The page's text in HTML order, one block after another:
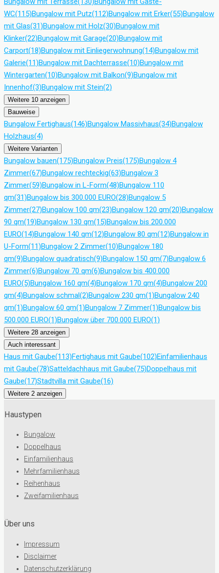
WC(115)Bungalow mit Putz(112)Bungalow mit Erker(55)Bungalow
mit Glas(31)Bungalow mit Holz(30)Bungalow mit
Klinker(22)Bungalow mit Garage(20)Bungalow mit
Carport(18)Bungalow mit Einliegerwohnung(14)Bungalow mit
Galerie(11)Bungalow mit Dachterrasse(10)Bungalow mit
Wintergarten(10)Bungalow mit Balkon(9)Bungalow mit
Innenhof(3)Bungalow mit Stein(2)
Weitere 10 anzeigen
Bauweise
Bungalow Fertighaus(146)Bungalow Massivhaus(34)Bungalow
Holzhaus(4)
Weitere Varianten
Bungalow bauen(175)Bungalow Preis(175)Bungalow 4
Zimmer(67)Bungalow rechteckig(63)Bungalow 3
Zimmer(59)Bungalow in L-Form(48)Bungalow 110
qm(31)Bungalow bis 300.000 EURO(28)Bungalow 5
Zimmer(27)Bungalow 100 qm(23)Bungalow 120 qm(20)Bungalow
90 qm(19)Bungalow 130 qm(15)Bungalow bis 200.000
EURO(14)Bungalow 140 qm(12)Bungalow 80 qm(12)Bungalow in
U-Form(11)Bungalow 2 Zimmer(10)Bungalow 180
qm(9)Bungalow quadratisch(9)Bungalow 150 qm(7)Bungalow 6
Zimmer(6)Bungalow 70 qm(6)Bungalow bis 400.000
EURO(5)Bungalow 160 qm(4)Bungalow 170 qm(4)Bungalow 200
qm(4)Bungalow schmal(2)Bungalow 230 qm(1)Bungalow 240
qm(1)Bungalow 60 qm(1)Bungalow 7 Zimmer(1)Bungalow bis
500.000 EURO(1)Bungalow über 700.000 EURO(1)
Weitere 28 anzeigen
Auch interessant
Haus mit Gaube(113)Fertighaus mit Gaube(102)Einfamilienhaus
mit Gaube(78)Satteldachhaus mit Gaube(75)Doppelhaus mit
Gaube(17)Stadtvilla mit Gaube(16)
Weitere 2 anzeigen
Haustypen
Bungalow
Doppelhaus
Einfamilienhaus
Mehrfamilienhaus
Reihenhaus
Zweifamilienhaus
Über uns
Impressum
Disclaimer
Datenschutzerklärung